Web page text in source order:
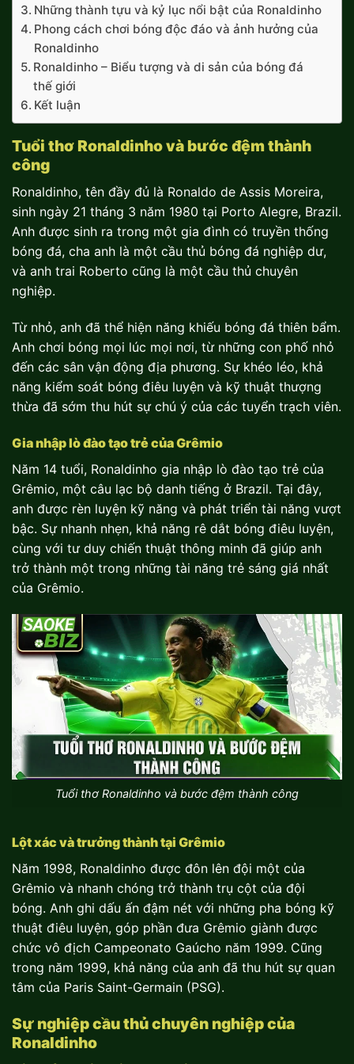
Những thành tựu và kỷ lục nổi bật của Ronaldinho
Phong cách chơi bóng độc đáo và ảnh hưởng của
Ronaldinho
Ronaldinho – Biểu tượng và di sản của bóng đá
thế giới
Kết luận
Tuổi thơ Ronaldinho và bước đệm thành
công
Ronaldinho, tên đầy đủ là Ronaldo de Assis Moreira,
sinh ngày 21 tháng 3 năm 1980 tại Porto Alegre, Brazil.
Anh được sinh ra trong một gia đình có truyền thống
bóng đá, cha anh là một cầu thủ bóng đá nghiệp dư,
và anh trai Roberto cũng là một cầu thủ chuyên
nghiệp.
Từ nhỏ, anh đã thể hiện năng khiếu bóng đá thiên bẩm.
Anh chơi bóng mọi lúc mọi nơi, từ những con phố nhỏ
đến các sân vận động địa phương. Sự khéo léo, khả
năng kiểm soát bóng điêu luyện và kỹ thuật thượng
thừa đã sớm thu hút sự chú ý của các tuyển trạch viên.
Gia nhập lò đào tạo trẻ của Grêmio
Năm 14 tuổi, Ronaldinho gia nhập lò đào tạo trẻ của
Grêmio, một câu lạc bộ danh tiếng ở Brazil. Tại đây,
anh được rèn luyện kỹ năng và phát triển tài năng vượt
bậc. Sự nhanh nhẹn, khả năng rê dắt bóng điêu luyện,
cùng với tư duy chiến thuật thông minh đã giúp anh
trở thành một trong những tài năng trẻ sáng giá nhất
của Grêmio.
Tuổi thơ Ronaldinho và bước đệm thành công
Lột xác và trưởng thành tại Grêmio
Năm 1998, Ronaldinho được đôn lên đội một của
Grêmio và nhanh chóng trở thành trụ cột của đội
bóng. Anh ghi dấu ấn đậm nét với những pha bóng kỹ
thuật điêu luyện, góp phần đưa Grêmio giành được
chức vô địch Campeonato Gaúcho năm 1999. Cũng
trong năm 1999, khả năng của anh đã thu hút sự quan
tâm của Paris Saint-Germain (PSG).
Sự nghiệp cầu thủ chuyên nghiệp của
Ronaldinho